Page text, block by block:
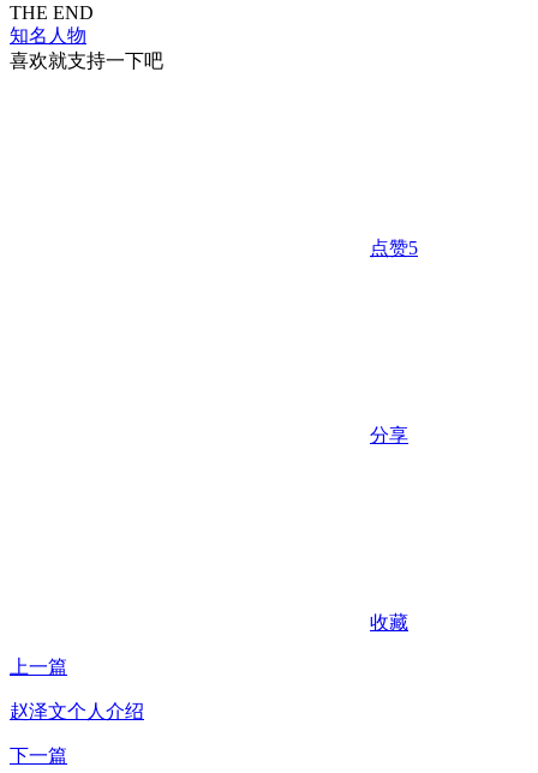
THE END
知名人物
喜欢就支持一下吧
点赞5
分享
收藏
上一篇
赵泽文个人介绍
下一篇